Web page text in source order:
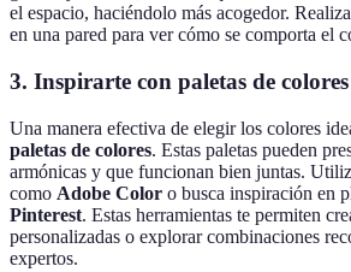
el espacio, haciéndolo más acogedor.
en una pared para ver cómo se comporta el
3. Inspirarte con paletas de colores
Una manera efectiva de elegir los colores
paletas de colores. Estas paletas pueden
armónicas y que funcionan bien juntas.
como Adobe Color o busca inspiración en
Pinterest. Estas herramientas te permiten
personalizadas o explorar combinaciones
expertos.